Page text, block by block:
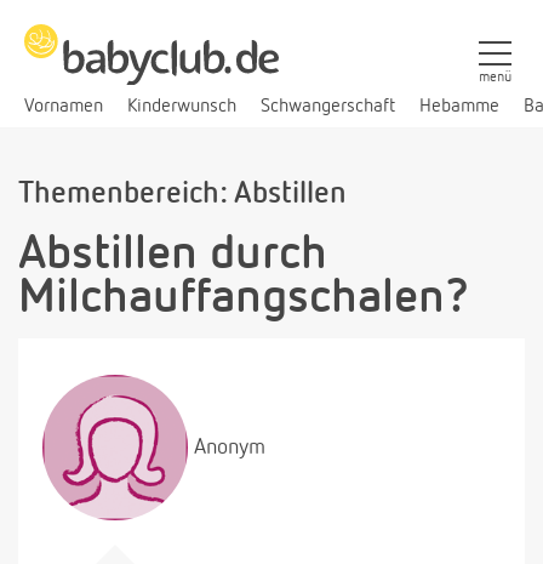
Vornamen Kinderwunsch Schwangerschaft Hebamme
menü
Themenbereich: Abstillen
Abstillen durch
Milchauffangschalen?
Anonym